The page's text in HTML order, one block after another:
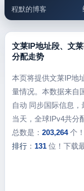
程默的博客
邮件工具
文莱IP地址段、文
分配走势
本页将提供文莱IP地
量情况。本数据来自
自动 同步国际信息，
当天，全球IPv4共分
总数是： 203,264个
排行： 131位！下载